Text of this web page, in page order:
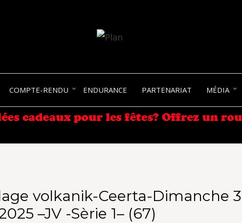
COMPTE-RENDU ENDURANCE PARTENARIAT MÉDIA
volkanik-Ceerta-Dimanche
–JV -Sèrie 1– (67)